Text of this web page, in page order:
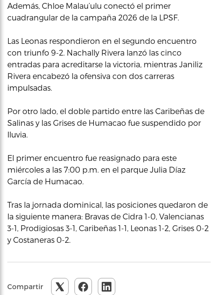
Además, Chloe Malau’ulu conectó el primer
cuadrangular de la campaña 2026 de la LPSF.
Las Leonas respondieron en el segundo encuentro
con triunfo 9-2. Nachally Rivera lanzó las cinco
entradas para acreditarse la victoria, mientras Janiliz
Rivera encabezó la ofensiva con dos carreras
impulsadas.
Por otro lado, el doble partido entre las Caribeñas de
Salinas y las Grises de Humacao fue suspendido por
lluvia.
El primer encuentro fue reasignado para este
miércoles a las 7:00 p.m. en el parque Julia Díaz
García de Humacao.
Tras la jornada dominical, las posiciones quedaron de
la siguiente manera: Bravas de Cidra 1-0, Valencianas
3-1, Prodigiosas 3-1, Caribeñas 1-1, Leonas 1-2, Grises 0-2
y Costaneras 0-2.
Compartir